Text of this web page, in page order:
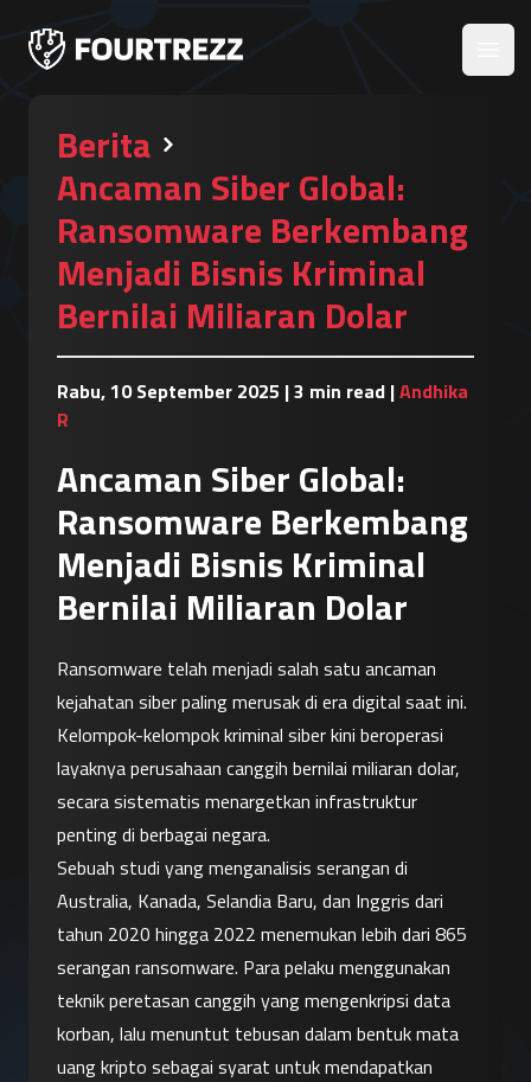
Berita
Ancaman Siber Global:
Ransomware Berkembang
Menjadi Bisnis Kriminal
Bernilai Miliaran Dolar
Rabu, 10 September 2025 |3 min read |Andhika
R
Ancaman Siber Global:
Ransomware Berkembang
Menjadi Bisnis Kriminal
Bernilai Miliaran Dolar
Ransomware telah menjadi salah satu ancaman
kejahatan siber paling merusak di era digital saat ini.
Kelompok-kelompok kriminal siber kini beroperasi
layaknya perusahaan canggih bernilai miliaran dolar,
secara sistematis menargetkan infrastruktur
penting di berbagai negara.
Sebuah studi yang menganalisis serangan di
Australia, Kanada, Selandia Baru, dan Inggris dari
tahun 2020 hingga 2022 menemukan lebih dari 865
serangan ransomware. Para pelaku menggunakan
teknik peretasan canggih yang mengenkripsi data
korban, lalu menuntut tebusan dalam bentuk mata
uang kripto sebagai syarat untuk mendapatkan